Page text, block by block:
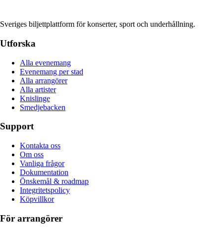
Sveriges biljettplattform för konserter, sport och underhållning.
Utforska
Alla evenemang
Evenemang per stad
Alla arrangörer
Alla artister
Knislinge
Smedjebacken
Support
Kontakta oss
Om oss
Vanliga frågor
Dokumentation
Önskemål & roadmap
Integritetspolicy
Köpvillkor
För arrangörer